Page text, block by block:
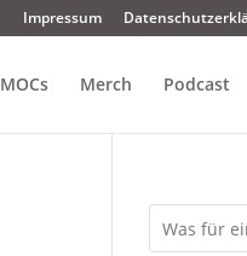
Impressum
MOCs Merch Podcast